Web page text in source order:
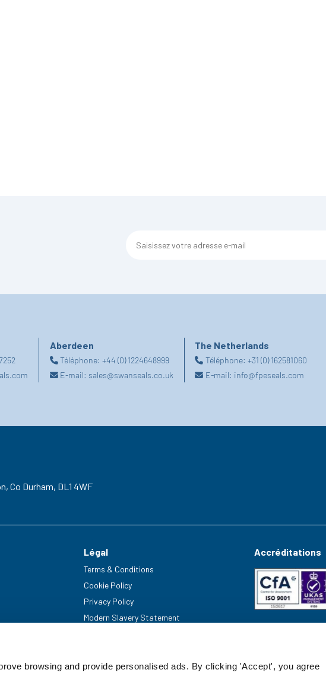
browsing and provide personalised ads. By clicking 'Accept', you agree
Aberdeen
Téléphone: +44 (0) 1224648999
E-mail: sales@swanseals.co.uk
The Netherlands
Téléphone: +31 (0) 162581060
E-mail: info@fpeseals.com
Co Durham, DL1 4WF
Légal
Terms & Conditions
Cookie Policy
Privacy Policy
Modern Slavery Statement
Accréditations